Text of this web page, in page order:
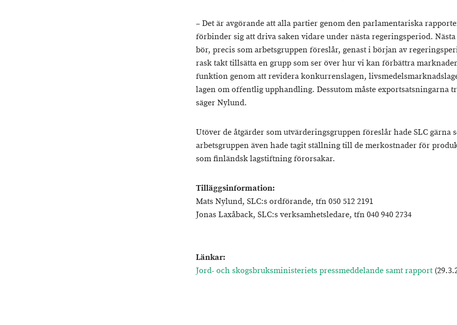
– Det är avgörande att alla partier genom den parlamentariska
förbinder sig att driva saken vidare under nästa regeringsperiod.
bör, precis som arbetsgruppen föreslår, genast i början av
rask takt tillsätta en grupp som ser över hur vi kan förbättra
funktion genom att revidera konkurrenslagen,
lagen om offentlig upphandling. Dessutom måste exportsatsningarna
säger Nylund.
Utöver de åtgärder som utvärderingsgruppen föreslår hade SLC gärna
arbetsgruppen även hade tagit ställning till de merkostnader för
som finländsk lagstiftning förorsakar.
Tilläggsinformation:
Mats Nylund, SLC:s ordförande, tfn 050 512 2191
Jonas Laxåback, SLC:s verksamhetsledare, tfn 040 940 2734
Länkar:
Jord- och skogsbruksministeriets pressmeddelande samt rapport